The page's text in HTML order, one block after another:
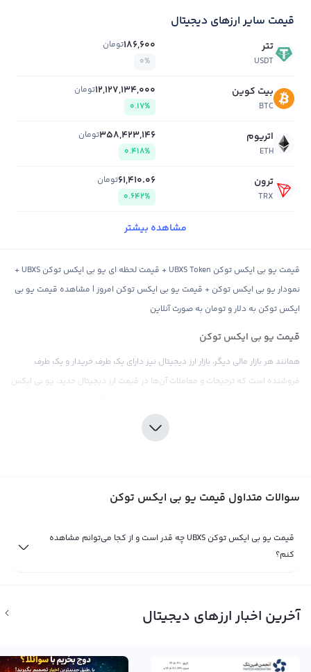
قیمت سایر ارزهای دیجیتال
تتر
USDT
186,600تومان
0%
بیت کوین
BTC
12,127,134,000تومان
0.17%
اتریوم
ETH
358,423,146تومان
0.418%
ترون
TRX
61,410.06تومان
0.642%
مشاهده بیشتر
قیمت یو بی ایکس توکن UBXS Token + قیمت لحظه ای یو بی ایکس توکن UBXS +
نمودار یو بی ایکس توکن + قیمت یو بی ایکس توکن امروز | مشاهده قیمت یو بی
ایکس توکن به دلار و تومان به صورت آنلاین
قیمت یو بی ایکس توکن
همانند هر بازار مالی دیگر، بازار ارز دیجیتال نیز دارای یک طرف خریدار و یک طرف
فروشنده است که ترجیحات و معاملات آن‌ها در قیمت ارز دیجیتال جدید، یو بی ایکس
Token" شناخته می‌شود. قیمت این ارز دیجیتال نیز به همان دلیل بر مبنای عرضه و
تقاضا در صرافی‌های ارز دیجیتال تعیین می‌شود و تاثیرات سیاسی، اقتصادی و
مختلف مانند دلار، یورو یا تومان نشان داده شود. در بین صرافی‌های بین‌المللی،
انجام داد. اما برای تعیین قیمت در صرافی‌های داخلی معمولا از پول محلی تاثیرگذار
قیمت لحظه ای یو بی ایکس توکن یا همان UBXS Token معادل حاصل خرید و فروش
سوالات متداول قیمت یو بی ایکس توکن
قیمت یو بی ایکس توکن UBXS چه قدر است و از کجا می‌توانم مشاهده
کنم؟
آخرین اخبار ارزهای دیجیتال